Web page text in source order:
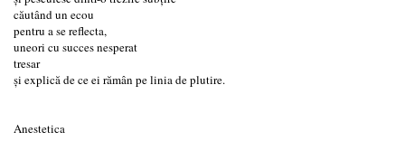
căutând un ecou
pentru a se reflecta,
uneori cu succes nesperat
tresar
și explică de ce ei rămân pe linia de plutire.
Anestetica